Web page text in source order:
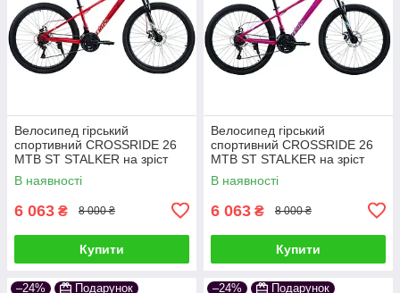
Велосипед гірський
спортивний CROSSRIDE 26
MTB ST STALKER на зріст
130-145 см червоний
В наявності
6 063 ₴ 8 000 ₴
Купити
Велосипед гірський
спортивний CROSSRIDE 26
MTB ST STALKER на зріст
130-145 см рожевий
В наявності
6 063 ₴ 8 000 ₴
Купити
–24% Подарунок –24% Подарунок